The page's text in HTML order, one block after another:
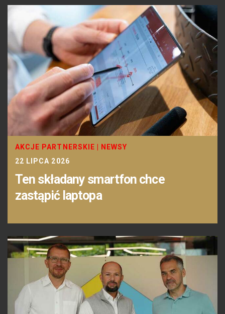
AKCJE PARTNERSKIE
NEWSY
22 LIPCA 2026
Ten składany smartfon chce
zastąpić laptopa